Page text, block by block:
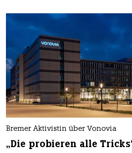
Bremer Aktivistin über Vonovia
„Die probieren alle